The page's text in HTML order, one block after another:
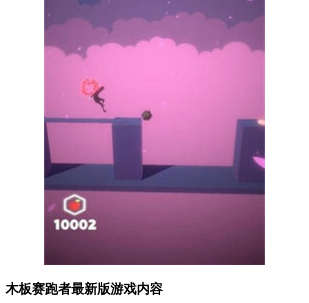
木板赛跑者最新版游戏内容